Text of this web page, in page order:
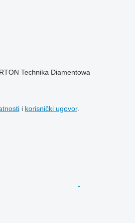
Technika Diamentowa
i korisnički ugovor.